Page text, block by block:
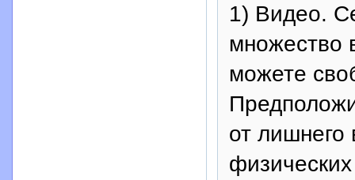
1) Видео.
множество
можете
от лишнего